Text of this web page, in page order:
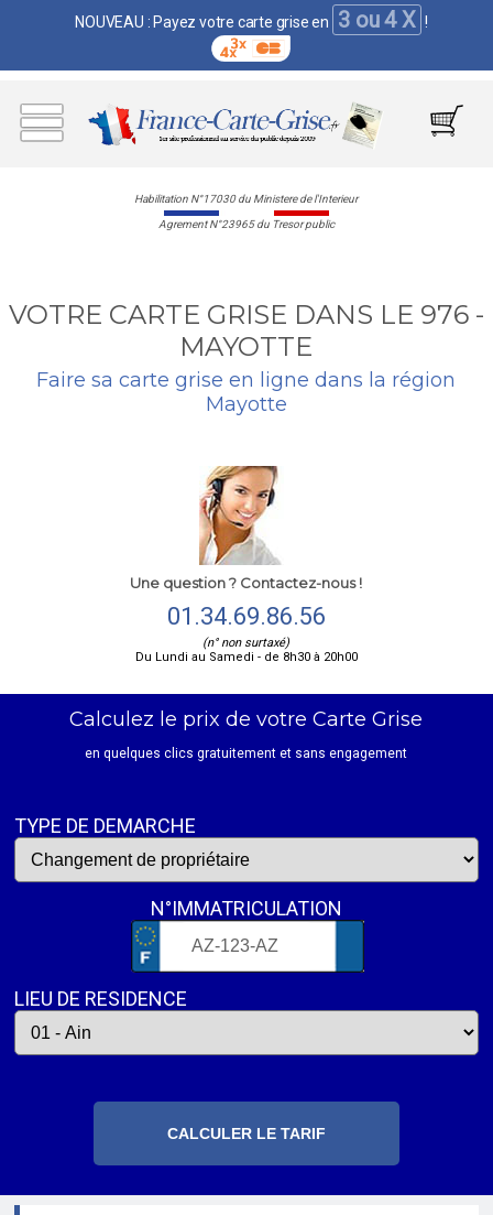
NOUVEAU : Payez votre carte grise en 3 ou 4 X !
Habilitation N°17030 du Ministere de l'Interieur
Agrement N°23965 du Tresor public
VOTRE CARTE GRISE DANS LE 976 -
MAYOTTE
Faire sa carte grise en ligne dans la région
Mayotte
Une question ? Contactez-nous !
01.34.69.86.56
(n° non surtaxé)
Du Lundi au Samedi - de 8h30 à 20h00
Calculez le prix de votre Carte Grise
en quelques clics gratuitement et sans engagement
TYPE DE DEMARCHE
N°IMMATRICULATION
LIEU DE RESIDENCE